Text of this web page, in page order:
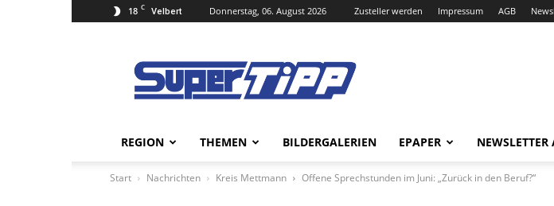
18 C Velbert Donnerstag, 06. August 2026 Zusteller werden Impressum AGB
Tipp
Online
REGION THEMEN BILDERGALERIEN EPAPER
Start Nachrichten Kreis Mettmann Offene Sprechstunden im Juni: „Zurück in den Beruf?“